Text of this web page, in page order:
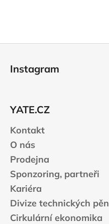
Instagram
YATE.CZ
Kontakt
O nás
Prodejna
Sponzoring, partneři
Kariéra
Divize technických pěn
Cirkulární ekonomika